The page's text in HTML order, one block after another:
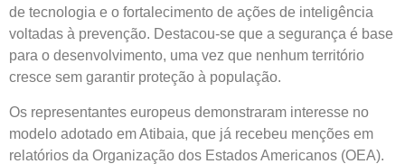
de tecnologia e o fortalecimento de ações de inteligência
voltadas à prevenção. Destacou-se que a segurança é base
para o desenvolvimento, uma vez que nenhum território
cresce sem garantir proteção à população.
Os representantes europeus demonstraram interesse no
modelo adotado em Atibaia, que já recebeu menções em
relatórios da Organização dos Estados Americanos (OEA).